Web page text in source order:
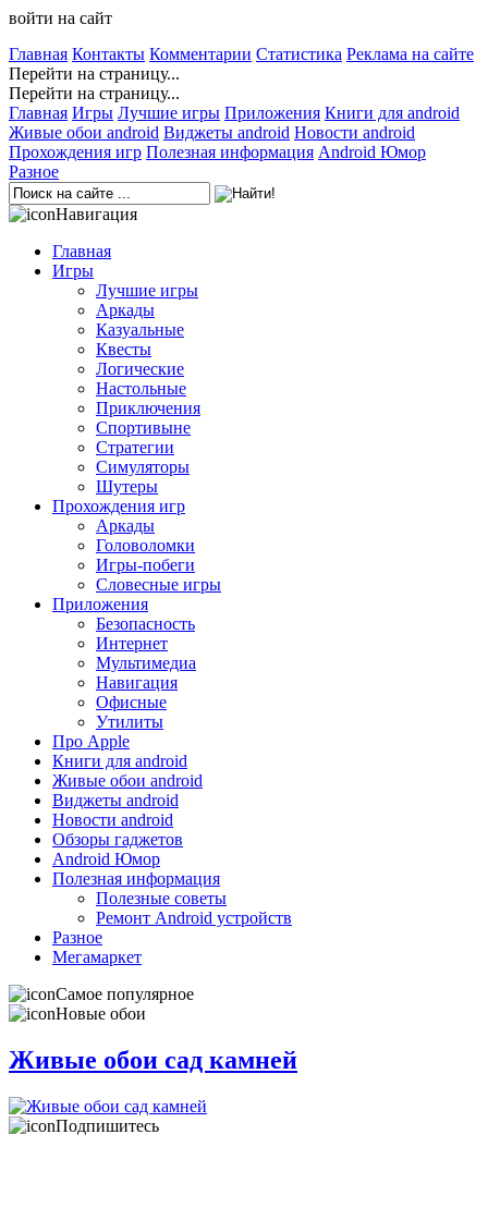
войти на сайт
Главная Контакты Комментарии Статистика Реклама на сайте
Перейти на страницу...
Перейти на страницу...
Главная Игры Лучшие игры Приложения Книги для android
Живые обои android Виджеты android Новости android
Прохождения игр Полезная информация Android Юмор
Разное
Навигация
Главная
Игры
Лучшие игры
Аркады
Казуальные
Квесты
Логические
Настольные
Приключения
Спортивыне
Стратегии
Симуляторы
Шутеры
Прохождения игр
Аркады
Головоломки
Игры-побеги
Словесные игры
Приложения
Безопасность
Интернет
Мультимедиа
Навигация
Офисные
Утилиты
Про Apple
Книги для android
Живые обои android
Виджеты android
Новости android
Обзоры гаджетов
Android Юмор
Полезная информация
Полезные советы
Ремонт Android устройств
Разное
Мегамаркет
Самое популярное
Новые обои
Живые обои сад камней
Подпишитесь